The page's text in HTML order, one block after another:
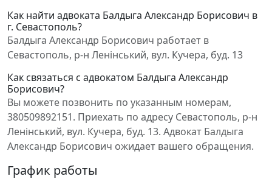
Как найти адвоката Балдыга Александр Борисович в
г. Севастополь?
Балдыга Александр Борисович работает в
Севастополь, р-н Ленінський, вул. Кучера, буд. 13
Как связаться с адвокатом Балдыга Александр
Борисович?
Вы можете позвонить по указанным номерам,
380509892151. Приехать по адресу Севастополь, р-н
Ленінський, вул. Кучера, буд. 13. Адвокат Балдыга
Александр Борисович ожидает вашего обращения.
График работы